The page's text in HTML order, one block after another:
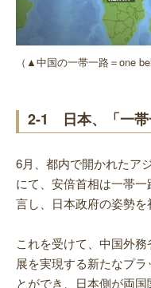
（▲中国の一帯一路＝one
2-1 日本、「一帯
6月、都内で開かれたア
にて、安倍首相は一帯
言し、日本政府の姿勢を
これを受けて、中国外
展を実現する新たなプ
とができ、日本側が両